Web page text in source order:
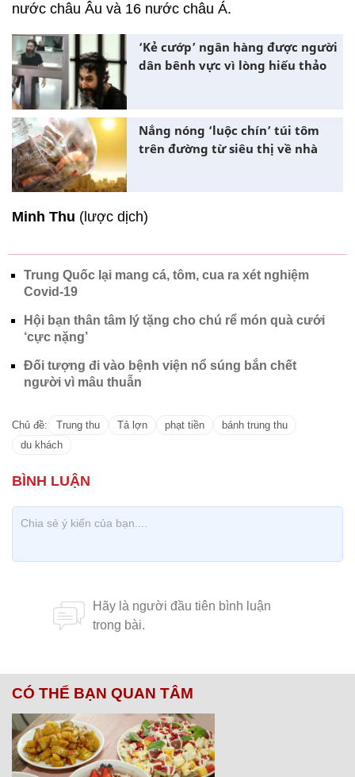
nước châu Âu và 16 nước châu Á.
‘Kẻ cướp’ ngân hàng được người
dân bênh vực vì lòng hiếu thảo
Nắng nóng ‘luộc chín’ túi tôm
trên đường từ siêu thị về nhà
Minh Thu (lược dịch)
Trung Quốc lại mang cá, tôm, cua ra xét nghiệm
Covid-19
Hội bạn thân tâm lý tặng cho chú rể món quà cưới
‘cực nặng’
Đối tượng đi vào bệnh viện nổ súng bắn chết
người vì mâu thuẫn
Chủ đề: Trung thu Tả lợn phạt tiền
bánh trung thu
du khách
CÓ THỂ BẠN QUAN TÂM